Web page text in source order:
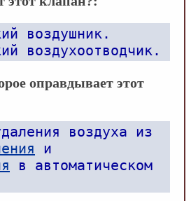
воздушник.
воздухоотводчик.
оправдывает этот
воздуха из
и
в автоматическом